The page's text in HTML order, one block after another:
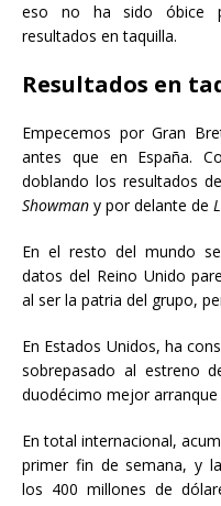
eso no ha sido óbice
resultados en taquilla.
Resultados en
Empecemos por Gran
antes que en España.
doblando los resultados de
Showman y por delante de
En el resto del mundo
datos del Reino Unido
al ser la patria del grupo,
En Estados Unidos, ha
sobrepasado al estreno
duodécimo mejor arranque
En total internacional,
primer fin de semana, y
los 400 millones de